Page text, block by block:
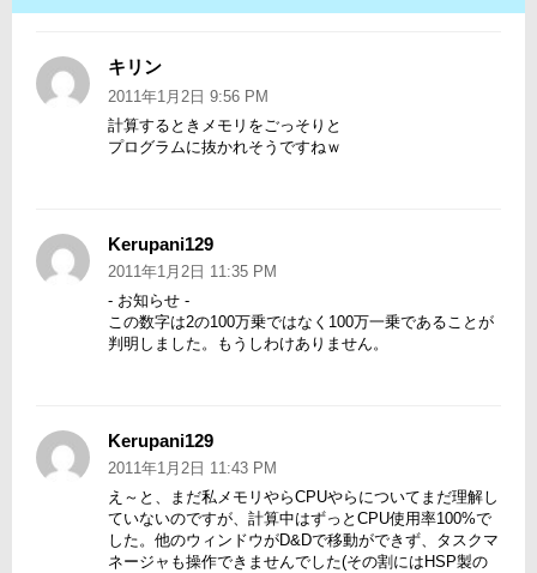
ン
キリン
り:
2011年1月2日 9:56 PM
計算するときメモリをごっそりと
プログラムに抜かれそうですねｗ
Kerupani129
り:
2011年1月2日 11:35 PM
- お知らせ -
この数字は2の100万乗ではなく100万一乗であることが
判明しました。もうしわけありません。
Kerupani129
り:
2011年1月2日 11:43 PM
え～と、まだ私メモリやらCPUやらについてまだ理解し
ていないのですが、計算中はずっとCPU使用率100%で
した。他のウィンドウがD&Dで移動ができず、タスクマ
ネージャも操作できませんでした(その割にはHSP製の